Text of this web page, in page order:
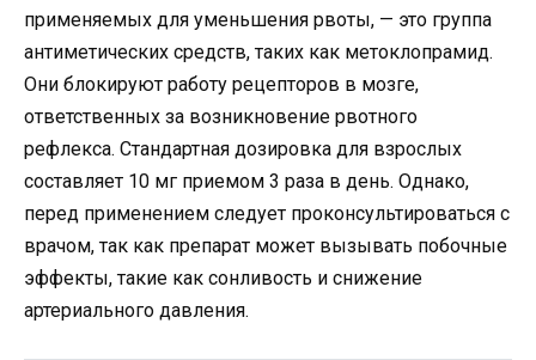
применяемых для уменьшения рвоты, — это группа
антиметических средств, таких как метоклопрамид.
Они блокируют работу рецепторов в мозге,
ответственных за возникновение рвотного
рефлекса. Стандартная дозировка для взрослых
составляет 10 мг приемом 3 раза в день. Однако,
перед применением следует проконсультироваться с
врачом, так как препарат может вызывать побочные
эффекты, такие как сонливость и снижение
артериального давления.